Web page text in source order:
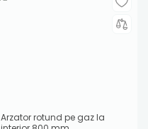
Arzator rotund pe gaz la